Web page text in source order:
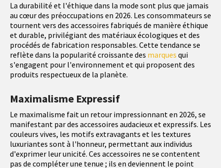
La durabilité et l'éthique dans la mode sont plus que jamais
au cœur des préoccupations en 2026. Les consommateurs se
tournent vers des accessoires fabriqués de manière éthique
et durable, privilégiant des matériaux écologiques et des
procédés de fabrication responsables. Cette tendance se
reflète dans la popularité croissante des marques qui
s'engagent pour l'environnement et qui proposent des
produits respectueux de la planète.
Maximalisme Expressif
Le maximalisme fait un retour impressionnant en 2026, se
manifestant par des accessoires audacieux et expressifs. Les
couleurs vives, les motifs extravagants et les textures
luxuriantes sont à l'honneur, permettant aux individus
d'exprimer leur unicité. Ces accessoires ne se contentent
pas de compléter une tenue ; ils en deviennent le point